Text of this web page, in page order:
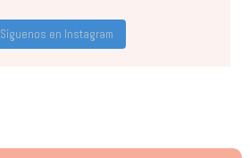
Síguenos en Instagram